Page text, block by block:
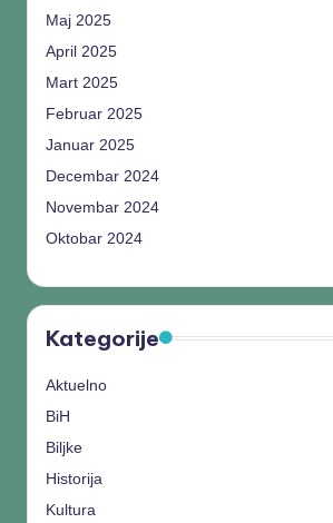
Maj 2025
April 2025
Mart 2025
Februar 2025
Januar 2025
Decembar 2024
Novembar 2024
Oktobar 2024
Kategorije
Aktuelno
BiH
Biljke
Historija
Kultura